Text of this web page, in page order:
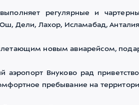
выполняет регулярные и
Дели, Лахор, Исламабад,
новым авиарейсом,
Внуково рад
пребывание на